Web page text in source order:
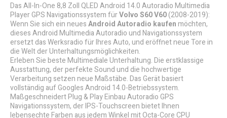
Das All-In-One 8,8 Zoll QLED Android 14.0 Autoradio Multimedia
Player GPS Navigationssystem fürVolvo S60 V60(2008-2019):
Wenn Sie sich ein neuesAndroid Autoradio kaufenmöchten,
dieses Android Multimedia Autoradio und Navigationssystem
ersetzt das Werksradio für Ihres Auto, und eröffnet neue Tore in
die Welt der Unterhaltungsmöglichkeiten.
Erleben Sie beste Multimediale Unterhaltung. Die erstklassige
Ausstattung, der perfekte Sound und die hochwertige
Verarbeitung setzen neue Maßstäbe. Das Gerät basiert
vollständig auf Googles Android 14.0-Betriebssystem.
Maßgeschneidert Plug & Play Einbau Autoradio GPS
Navigationssystem, der IPS-Touchscreen bietet Ihnen
lebensechte Farben aus jedem Winkel mit Octa-Core CPU